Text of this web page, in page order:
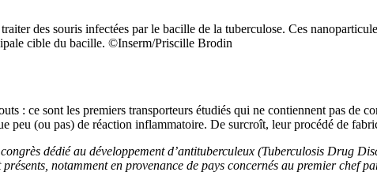
des souris infectées par le bacille de la tuberculose. Ces
cible du bacille. ©Inserm/Priscille Brodin
: ce sont les premiers transporteurs étudiés qui ne contiennent pas de
peu (ou pas) de réaction inflammatoire. De surcroît, leur procédé de
dédié au développement d’antituberculeux (Tuberculosis Drug
notamment en provenance de pays concernés au premier chef